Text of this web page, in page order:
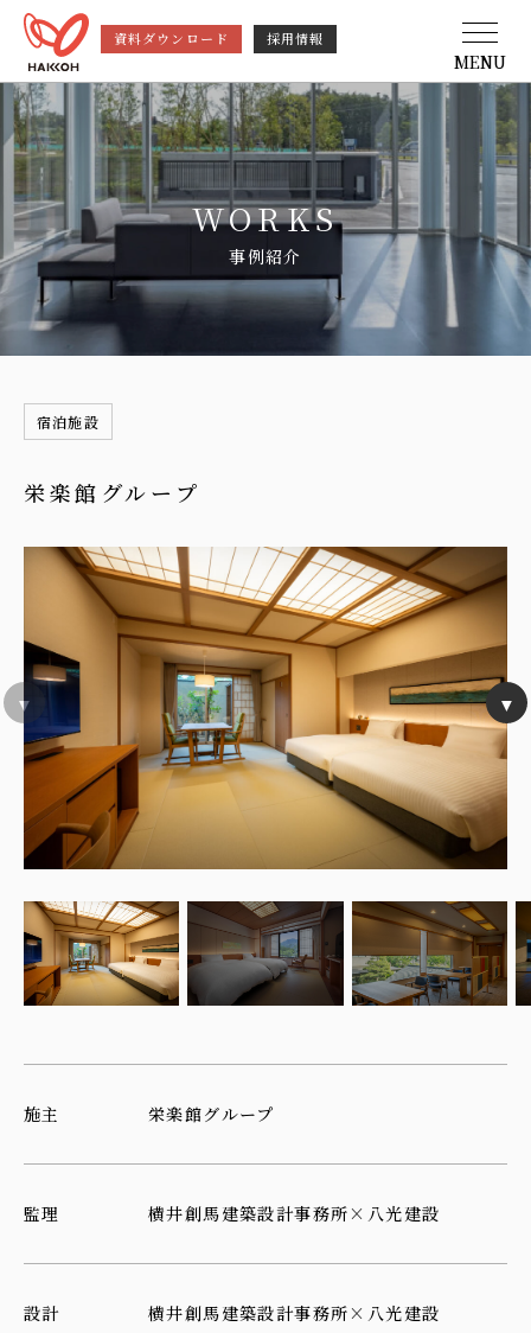
資料ダウンロード 採用情報
MENU
WORKS
事例紹介
宿泊施設
栄楽館グループ
施主 栄楽館グループ
監理 横井創馬建築設計事務所×八光建設
設計 横井創馬建築設計事務所×八光建設